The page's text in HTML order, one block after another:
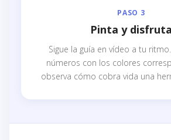
PASO 3
Pinta y disfruta
Sigue la guía en vídeo a tu
números con los colores
observa cómo cobra vida una